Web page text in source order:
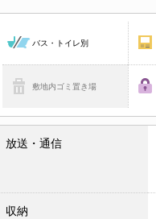
バス・トイレ別
敷地内ゴミ置き場
放送・通信
収納